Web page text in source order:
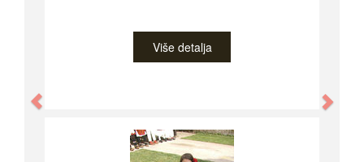
Više detalja